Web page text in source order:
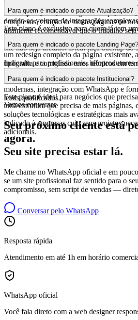
Se não possui editor integrado ou para
complexas, criação de novas páginas ou
altamente recomendável que o trabalho
conhecimento técnico amplo para garantir
site não seja afetado. Dica: faça backup do
até 15 dias para o plano de Atualização,
Landing Page, e prazos sob medida para
devido ao volume de integrações
Para quem é indicado o pacote Atualização?
Este plano é exclusivo para quem já tem
está com o visual ultrapassado, lento, com
desalinhado com o momento atual da
um redesign completo da página existente,
tipografia e corrigindo erros técnicos em
Para quem é indicado o pacote Landing Page?
Indicado para profissionais, infoprodutores
serviços, que precisam de uma página
zero. É perfeito se você busca um design
modernas, integração com WhatsApp e
leads qualificados.
Para quem é indicado o pacote Institucional?
Este plano é ideal para negócios que
uma estrutura que precisa de mais páginas,
soluções tecnológicas e estratégicas mais
indicado à empresas cujo seus projetos
adicionais.
Vamos conversar
Seu próximo cliente está
agora.
Seu site precisa estar lá.
Me chame no WhatsApp oficial e em
se um site profissional faz sentido para o
compromisso, sem script de vendas —
Conversar pelo WhatsApp
Resposta rápida
Atendimento em até 1h em horário
WhatsApp oficial
Você fala direto com a web designer